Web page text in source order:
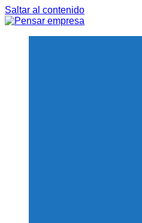
Saltar al contenido